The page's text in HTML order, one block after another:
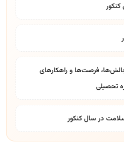
فرصت‌ها و راهکارهای
تحصیلی
در سال کنکور